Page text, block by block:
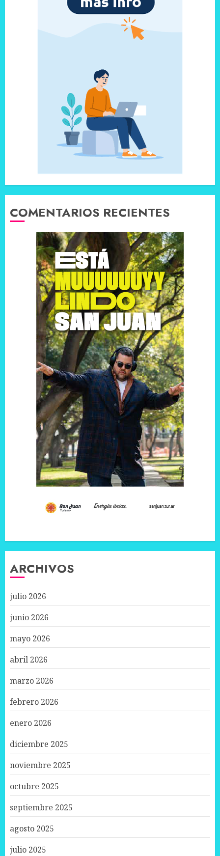
COMENTARIOS RECIENTES
ARCHIVOS
julio 2026
junio 2026
mayo 2026
abril 2026
marzo 2026
febrero 2026
enero 2026
diciembre 2025
noviembre 2025
octubre 2025
septiembre 2025
agosto 2025
julio 2025